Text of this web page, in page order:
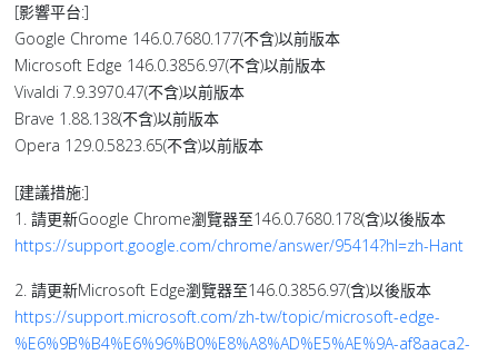
[影響平台:]
Google Chrome 146.0.7680.177(不含)以前版本
Microsoft Edge 146.0.3856.97(不含)以前版本
Vivaldi 7.9.3970.47(不含)以前版本
Brave 1.88.138(不含)以前版本
Opera 129.0.5823.65(不含)以前版本
[建議措施:]
1. 請更新Google Chrome瀏覽器至146.0.7680.178(含)以後版本
https://support.google.com/chrome/answer/95414?hl=zh-Hant
2. 請更新Microsoft Edge瀏覽器至146.0.3856.97(含)以後版本
https://support.microsoft.com/zh-tw/topic/microsoft-edge-
%E6%9B%B4%E6%96%B0%E8%A8%AD%E5%AE%9A-af8aaca2-